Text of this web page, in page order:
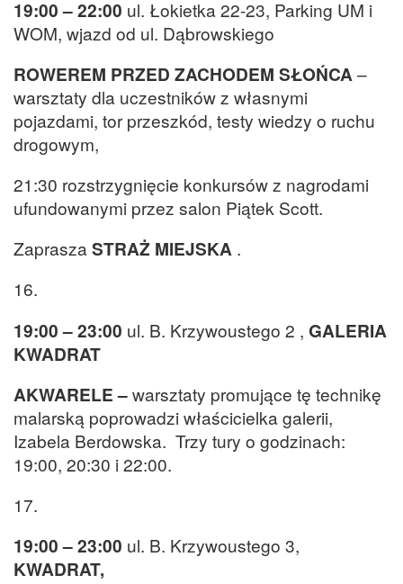
19:00 – 22:00 ul. Łokietka 22-23, Parking UM i
WOM, wjazd od ul. Dąbrowskiego
ROWEREM PRZED ZACHODEM SŁOŃCA–
warsztaty dla uczestników z własnymi
pojazdami, tor przeszkód, testy wiedzy o ruchu
drogowym,
21:30 rozstrzygnięcie konkursów z nagrodami
ufundowanymi przez salon Piątek Scott.
ZapraszaSTRAŻ MIEJSKA .
16.
19:00 – 23:00 ul. B. Krzywoustego 2 , GALERIA
KWADRAT
AKWARELE –warsztaty promujące tę technikę
malarską poprowadzi właścicielka galerii,
Izabela Berdowska. Trzy tury o godzinach:
19:00, 20:30 i 22:00.
17.
19:00 – 23:00 ul. B. Krzywoustego 3,
KWADRAT,